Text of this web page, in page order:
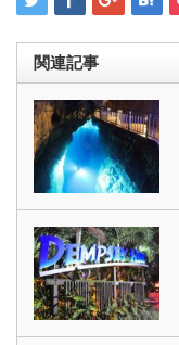
関連記事